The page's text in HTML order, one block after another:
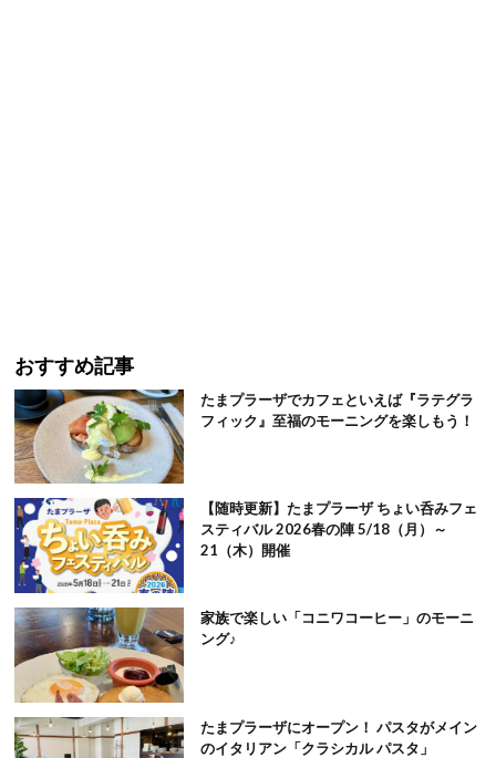
おすすめ記事
たまプラーザでカフェといえば『ラテグラ
フィック』至福のモーニングを楽しもう！
【随時更新】たまプラーザ ちょい呑みフェ
スティバル 2026春の陣 5/18（月）～
21（木）開催
家族で楽しい「コニワコーヒー」のモーニ
ング♪
たまプラーザにオープン！ パスタがメイン
のイタリアン「クラシカル パスタ」